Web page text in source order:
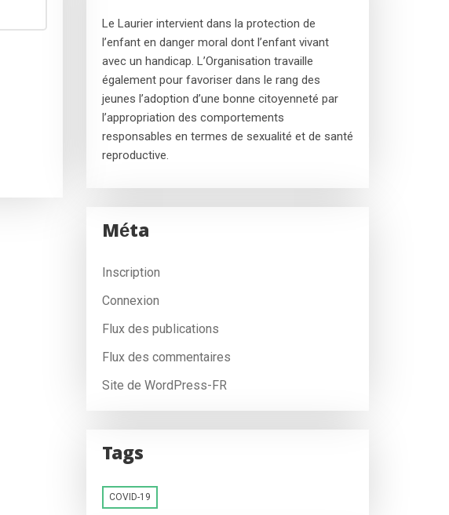
Le Laurier intervient dans la protection de
l’enfant en danger moral dont l’enfant vivant
avec un handicap. L’Organisation travaille
également pour favoriser dans le rang des
jeunes l’adoption d’une bonne citoyenneté par
l’appropriation des comportements
responsables en termes de sexualité et de santé
reproductive.
Méta
Inscription
Connexion
Flux des publications
Flux des commentaires
Site de WordPress-FR
Tags
COVID-19